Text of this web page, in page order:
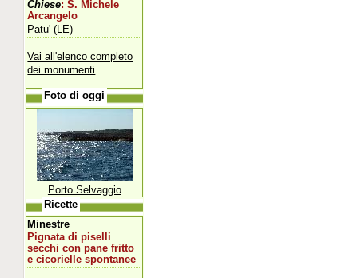
Chiese: S. Michele
Arcangelo
Patu' (LE)
Vai all'elenco completo
dei monumenti
Foto di oggi
Porto Selvaggio
Ricette
Minestre
Pignata di piselli
secchi con pane fritto
e cicorielle spontanee